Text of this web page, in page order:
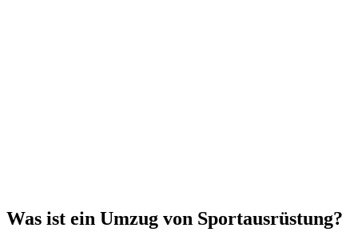
Was ist ein Umzug von Sportausrüstung?